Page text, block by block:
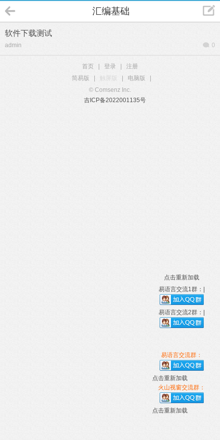
汇编基础
软件下载测试
admin 0
点击重新加载
易语言交流1群：|
易语言交流2群：|
易语言交流群：
点击重新加载
火山视窗交流群：
点击重新加载
首页 登录
注册
简易版
触屏版 电脑版
© Comsenz Inc.
吉ICP备2022001135号